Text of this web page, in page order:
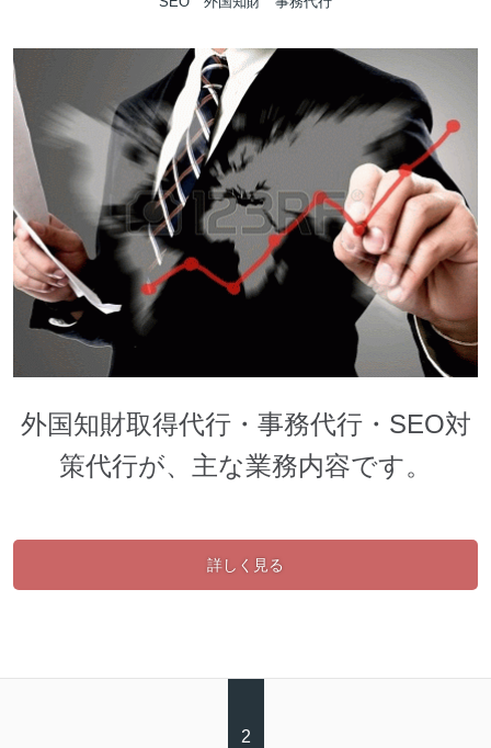
外国知財取得代行・事務代行・SEO対
策代行が、主な業務内容です。
詳しく見る
2